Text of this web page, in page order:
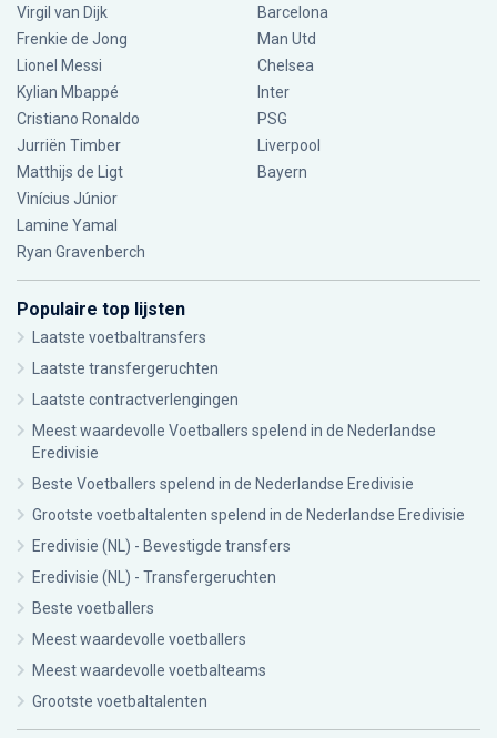
Virgil van Dijk
Frenkie de Jong
Lionel Messi
Kylian Mbappé
Cristiano Ronaldo
Jurriën Timber
Matthijs de Ligt
Vinícius Júnior
Lamine Yamal
Ryan Gravenberch
Barcelona
Man Utd
Chelsea
Inter
PSG
Liverpool
Bayern
Populaire top lijsten
Laatste voetbaltransfers
Laatste transfergeruchten
Laatste contractverlengingen
Meest waardevolle Voetballers spelend in de Nederlandse
Eredivisie
Beste Voetballers spelend in de Nederlandse Eredivisie
Grootste voetbaltalenten spelend in de Nederlandse Eredivisie
Eredivisie (NL) - Bevestigde transfers
Eredivisie (NL) - Transfergeruchten
Beste voetballers
Meest waardevolle voetballers
Meest waardevolle voetbalteams
Grootste voetbaltalenten